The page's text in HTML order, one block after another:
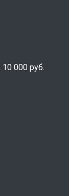
000 руб.